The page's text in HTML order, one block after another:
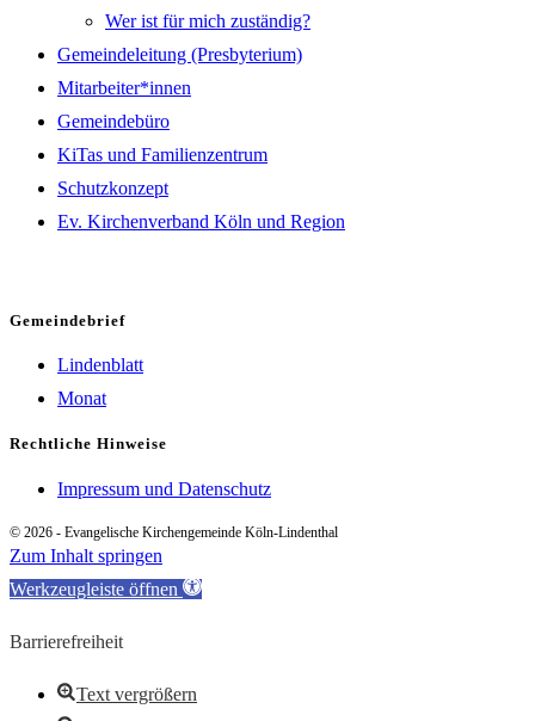
Wer ist für mich zuständig?
Gemeindeleitung (Presbyterium)
Mitarbeiter*innen
Gemeindebüro
KiTas und Familienzentrum
Schutzkonzept
Ev. Kirchenverband Köln und Region
Gemeindebrief
Lindenblatt
Monat
Rechtliche Hinweise
Impressum und Datenschutz
© 2026 - Evangelische Kirchengemeinde Köln-Lindenthal
Zum Inhalt springen
Werkzeugleiste öffnen
Barrierefreiheit
Text vergrößern